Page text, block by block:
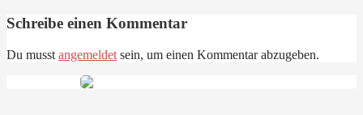
Schreibe einen Kommentar
Du musst angemeldet sein, um einen Kommentar abzugeben.